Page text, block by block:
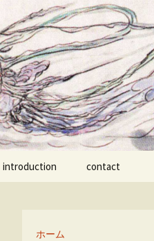
introduction contact
ホーム